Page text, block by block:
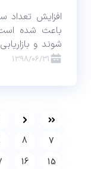
افزایش تعداد
باعث شده است
شوند و
دهند.1398/06/31
7
8
15
16